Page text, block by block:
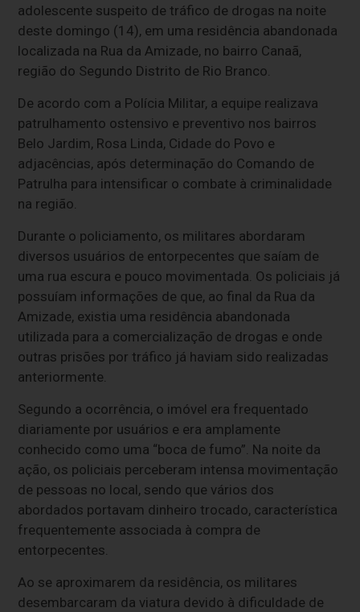
adolescente suspeito de tráfico de drogas na noite
deste domingo (14), em uma residência abandonada
localizada na Rua da Amizade, no bairro Canaã,
região do Segundo Distrito de Rio Branco.
De acordo com a Polícia Militar, a equipe realizava
patrulhamento ostensivo e preventivo nos bairros
Belo Jardim, Rosa Linda, Cidade do Povo e
adjacências, após determinação do Comando de
Patrulha para intensificar o combate à criminalidade
na região.
Durante o policiamento, os militares abordaram
diversos usuários de entorpecentes que saíam de
uma rua escura e pouco movimentada. Os policiais já
possuíam informações de que, ao final da Rua da
Amizade, existia uma residência abandonada
utilizada para a comercialização de drogas e onde
outras prisões por tráfico já haviam sido realizadas
anteriormente.
Segundo a ocorrência, o imóvel era frequentado
diariamente por usuários e era amplamente
conhecido como uma “boca de fumo”. Na noite da
ação, os policiais perceberam intensa movimentação
de pessoas no local, sendo que vários dos
abordados portavam dinheiro trocado, característica
frequentemente associada à compra de
entorpecentes.
Ao se aproximarem da residência, os militares
desembarcaram da viatura devido à dificuldade de